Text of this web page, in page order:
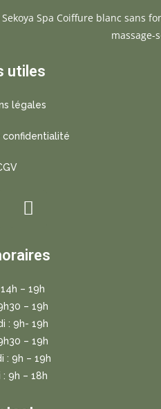
utiles
légales
– 19h
– 19h
: 9h- 19h
– 19h
: 9h – 19h
9h – 18h